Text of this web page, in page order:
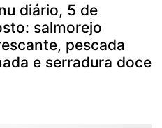
diário, 5 de
salmorejo
pescada
e serradura doce